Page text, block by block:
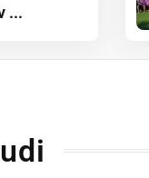
...